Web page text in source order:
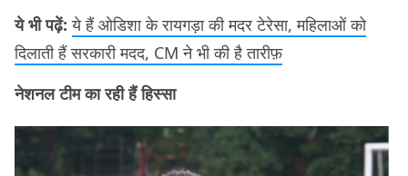
ये भी पढ़ें: ये हैं ओडिशा के रायगड़ा की मदर टेरेसा, महिलाओं को
दिलाती हैं सरकारी मदद, CM ने भी की है तारीफ़
नेशनल टीम का रही हैं हिस्सा